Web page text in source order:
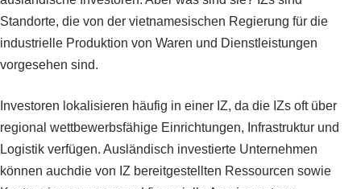
Standorte, die von der vietnamesischen Regierung für die
industrielle Produktion von Waren und Dienstleistungen
vorgesehen sind.
Investoren lokalisieren häufig in einer IZ, da die IZs oft über
regional wettbewerbsfähige Einrichtungen, Infrastruktur und
Logistik verfügen. Ausländisch investierte Unternehmen
können auchdie von IZ bereitgestellten Ressourcen sowie